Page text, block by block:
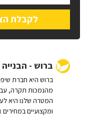
לקבלת
ברוש -
ברוש היא חברת
מהנמכות תקרה,
המטרה שלנו היא
ומקצועיים